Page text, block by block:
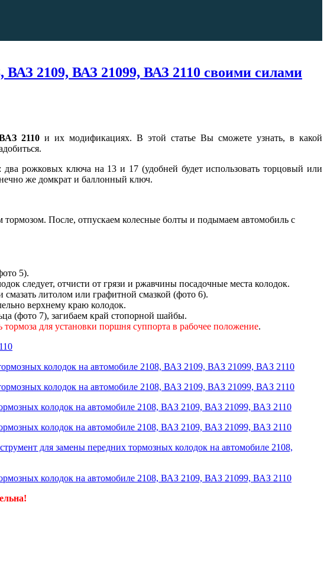
2109, ВАЗ 21099, ВАЗ 2110 своими силами
2110 и их модификациях. В этой статье Вы сможете узнать, в какой
рожковых ключа на 13 и 17 (удобней будет использовать торцовый или
же домкрат и баллонный ключ.
После, отпускаем колесные болты и подымаем автомобиль с
5).
следует, отчисти от грязи и ржавчины посадочные места колодок.
смазать литолом или графитной смазкой (фото 6).
верхнему краю колодок.
(фото 7), загибаем край стопорной шайбы.
тормоза для установки поршня суппорта в рабочее положение.